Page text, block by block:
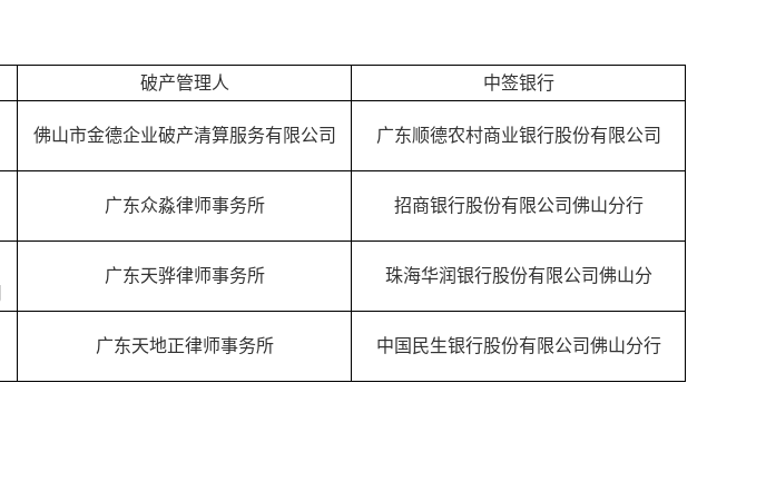
破产管理人 中签银行
佛山市金德企业破产清算服务有限公司 广东顺德农村商业银行股份有限公司
广东众淼律师事务所 招商银行股份有限公司佛山分行
广东天骅律师事务所 珠海华润银行股份有限公司佛山分
广东天地正律师事务所 中国民生银行股份有限公司佛山分行